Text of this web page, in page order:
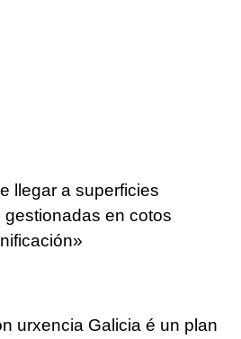
llegar a superficies
en cotos
urxencia Galicia é un plan